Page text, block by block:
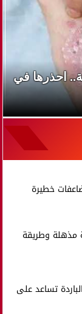
احذرها في
خطيرة
مذهلة وطريقة
تساعد على